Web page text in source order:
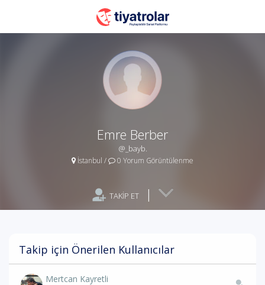
Emre Berber
@_bayb.
İstanbul / 0 Yorum Görüntülenme
TAKİP ET |
Takip için Önerilen Kullanıcılar
Mertcan Kayretli